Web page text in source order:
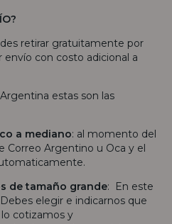
retirar gratuitamente por
envío con costo adicional a
estas son las
a mediano: al momento del
Correo Argentino u Oca y el
de tamaño grande: En este
elegir e indicarnos que
cotizamos y